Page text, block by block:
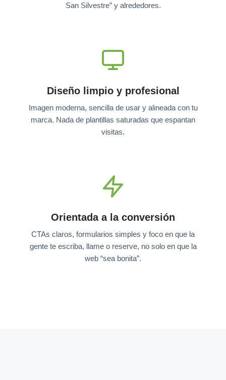
San Silvestre” y alrededores.
Diseño limpio y profesional
Imagen moderna, sencilla de usar y alineada con tu
marca. Nada de plantillas saturadas que espantan
visitas.
Orientada a la conversión
CTAs claros, formularios simples y foco en que la
gente te escriba, llame o reserve, no solo en que la
web “sea bonita”.